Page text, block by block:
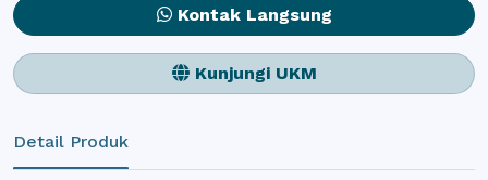
Kontak Langsung
Kunjungi UKM
Detail Produk